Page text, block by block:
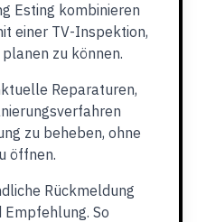
Esting kombinieren
einer TV-Inspektion,
zu können.
Reparaturen,
zu beheben, ohne
öffnen.
Rückmeldung
Empfehlung. So